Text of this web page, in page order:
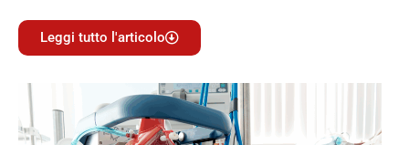
Leggi tutto l'articolo